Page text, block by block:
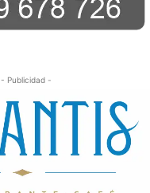
- Publicidad -